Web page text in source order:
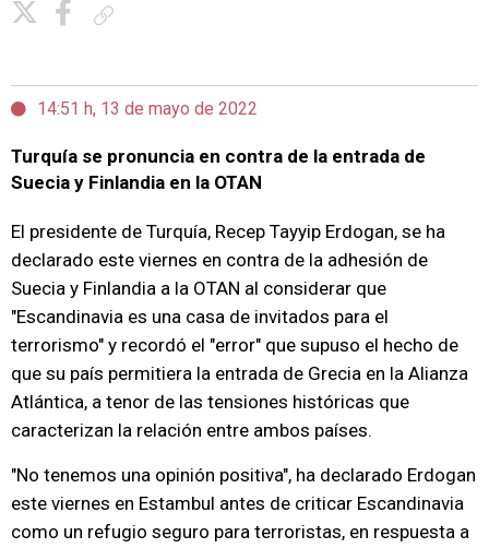
14:51 h, 13 de mayo de 2022
Turquía se pronuncia en contra de la entrada de
Suecia y Finlandia en la OTAN
El presidente de Turquía, Recep Tayyip Erdogan, se ha
declarado este viernes en contra de la adhesión de
Suecia y Finlandia a la OTAN al considerar que
"Escandinavia es una casa de invitados para el
terrorismo" y recordó el "error" que supuso el hecho de
que su país permitiera la entrada de Grecia en la Alianza
Atlántica, a tenor de las tensiones históricas que
caracterizan la relación entre ambos países.
"No tenemos una opinión positiva", ha declarado Erdogan
este viernes en Estambul antes de criticar Escandinavia
como un refugio seguro para terroristas, en respuesta a